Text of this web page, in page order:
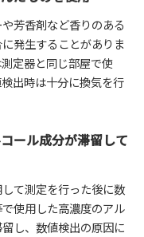
芳香剤など香りのある
発生することがありま
定器と同じ部屋で使
出時は十分に換気を行
ール成分が滞留して
て測定を行った後に数
使用した高濃度のアル
し、数値検出の原因に